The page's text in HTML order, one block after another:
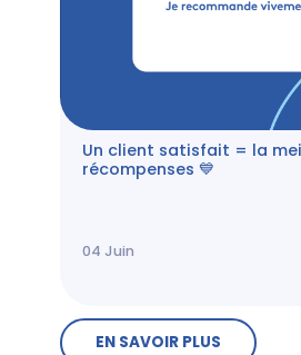
Un client satisfait = la
récompenses 💙
04 Juin
EN SAVOIR PLUS